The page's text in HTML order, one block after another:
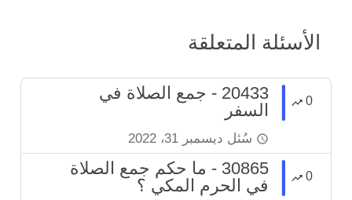
الأسئلة المتعلقة
0
20433 - جمع الصلاة في
السفر
سُئل ديسمبر 31، 2022
0
30865 - ما حكم جمع الصلاة
في الحرم المكي ؟